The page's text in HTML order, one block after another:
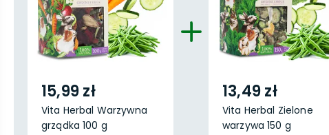
15,99 zł
Vita Herbal Warzywna
grządka 100 g
13,49 zł
Vita Herbal Zielone
warzywa 150 g